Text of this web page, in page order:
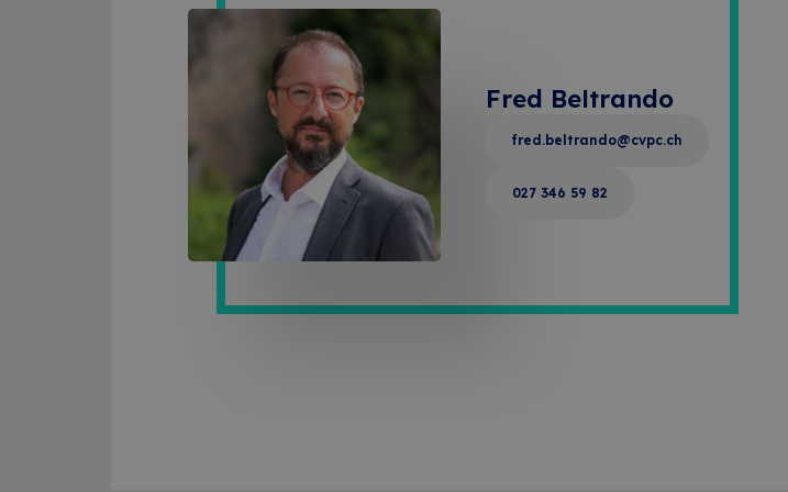
Fred Beltrando
fred.beltrando@cvpc.ch
027 346 59 82